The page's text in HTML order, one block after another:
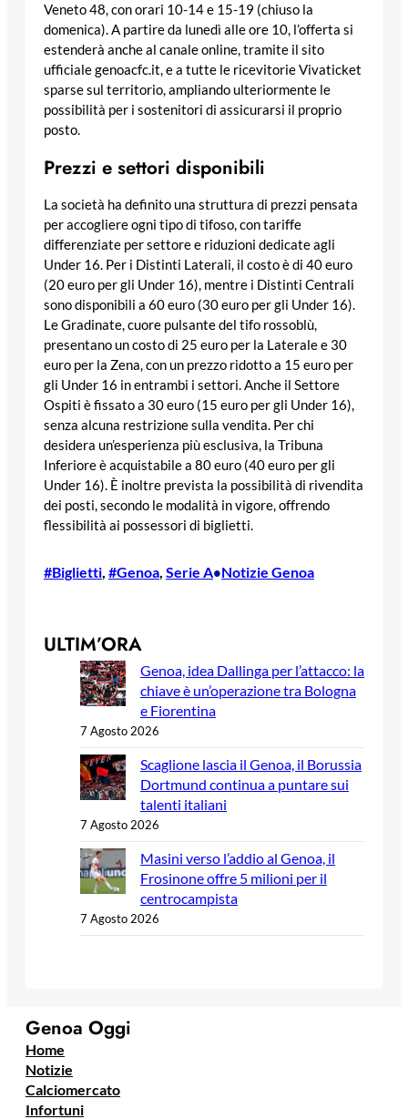
Veneto 48, con orari 10-14 e 15-19 (chiuso la
domenica). A partire da lunedì alle ore 10, l’offerta si
estenderà anche al canale online, tramite il sito
ufficiale genoacfc.it, e a tutte le ricevitorie Vivaticket
sparse sul territorio, ampliando ulteriormente le
possibilità per i sostenitori di assicurarsi il proprio
posto.
Prezzi e settori disponibili
La società ha definito una struttura di prezzi pensata
per accogliere ogni tipo di tifoso, con tariffe
differenziate per settore e riduzioni dedicate agli
Under 16. Per i Distinti Laterali, il costo è di 40 euro
(20 euro per gli Under 16), mentre i Distinti Centrali
sono disponibili a 60 euro (30 euro per gli Under 16).
Le Gradinate, cuore pulsante del tifo rossoblù,
presentano un costo di 25 euro per la Laterale e 30
euro per la Zena, con un prezzo ridotto a 15 euro per
gli Under 16 in entrambi i settori. Anche il Settore
Ospiti è fissato a 30 euro (15 euro per gli Under 16),
senza alcuna restrizione sulla vendita. Per chi
desidera un’esperienza più esclusiva, la Tribuna
Inferiore è acquistabile a 80 euro (40 euro per gli
Under 16). È inoltre prevista la possibilità di rivendita
dei posti, secondo le modalità in vigore, offrendo
flessibilità ai possessori di biglietti.
#Biglietti, #Genoa, Serie A•Notizie Genoa
ULTIM’ORA
Genoa, idea Dallinga per l’attacco: la
chiave è un’operazione tra Bologna
e Fiorentina
7 Agosto 2026
Scaglione lascia il Genoa, il Borussia
Dortmund continua a puntare sui
talenti italiani
7 Agosto 2026
Masini verso l’addio al Genoa, il
Frosinone offre 5 milioni per il
centrocampista
7 Agosto 2026
Genoa Oggi
Home
Notizie
Calciomercato
Infortuni